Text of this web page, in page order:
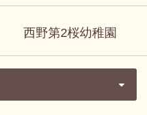
西野第2桜幼稚園